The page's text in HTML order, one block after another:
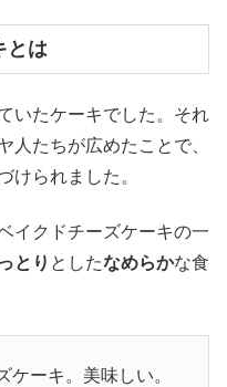
とは
いたケーキでした。それ
人たちが広めたことで、
けられました。
イクドチーズケーキの一
とり としたなめらかな食
ケーキ。美味しい。